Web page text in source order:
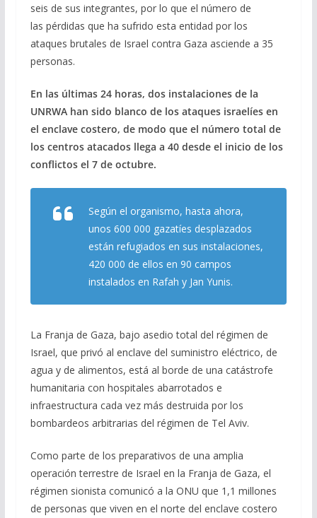
seis de sus integrantes, por lo que el número de
las pérdidas que ha sufrido esta entidad por los
ataques brutales de Israel contra Gaza asciende a 35
personas.
En las últimas 24 horas, dos instalaciones de la
UNRWA han sido blanco de los ataques israelíes en
el enclave costero, de modo que el número total de
los centros atacados llega a 40 desde el inicio de los
conflictos el 7 de octubre.
Según el organismo, hasta ahora,
unos 600 000 gazatíes desplazados
están refugiados en sus instalaciones,
420 000 de ellos en 90 campos
instalados en Rafah y Jan Yunis.
La Franja de Gaza, bajo asedio total del régimen de
Israel, que privó al enclave del suministro eléctrico, de
agua y de alimentos, está al borde de una catástrofe
humanitaria con hospitales abarrotados e
infraestructura cada vez más destruida por los
bombardeos arbitrarias del régimen de Tel Aviv.
Como parte de los preparativos de una amplia
operación terrestre de Israel en la Franja de Gaza, el
régimen sionista comunicó a la ONU que 1,1 millones
de personas que viven en el norte del enclave costero